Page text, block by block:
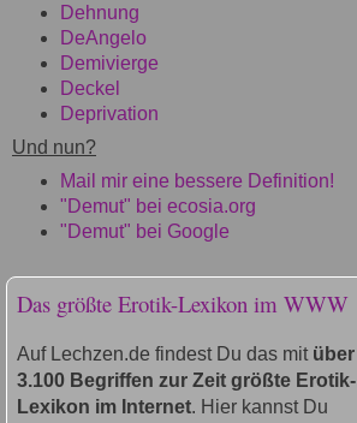
Dehnung
DeAngelo
Demivierge
Deckel
Deprivation
Und nun?
Mail mir eine bessere Definition!
"Demut" bei ecosia.org
"Demut" bei Google
Das größte Erotik-Lexikon im WWW
Auf Lechzen.de findest Du das mit über
3.100 Begriffen zur Zeit größte Erotik-
Lexikon im Internet. Hier kannst Du